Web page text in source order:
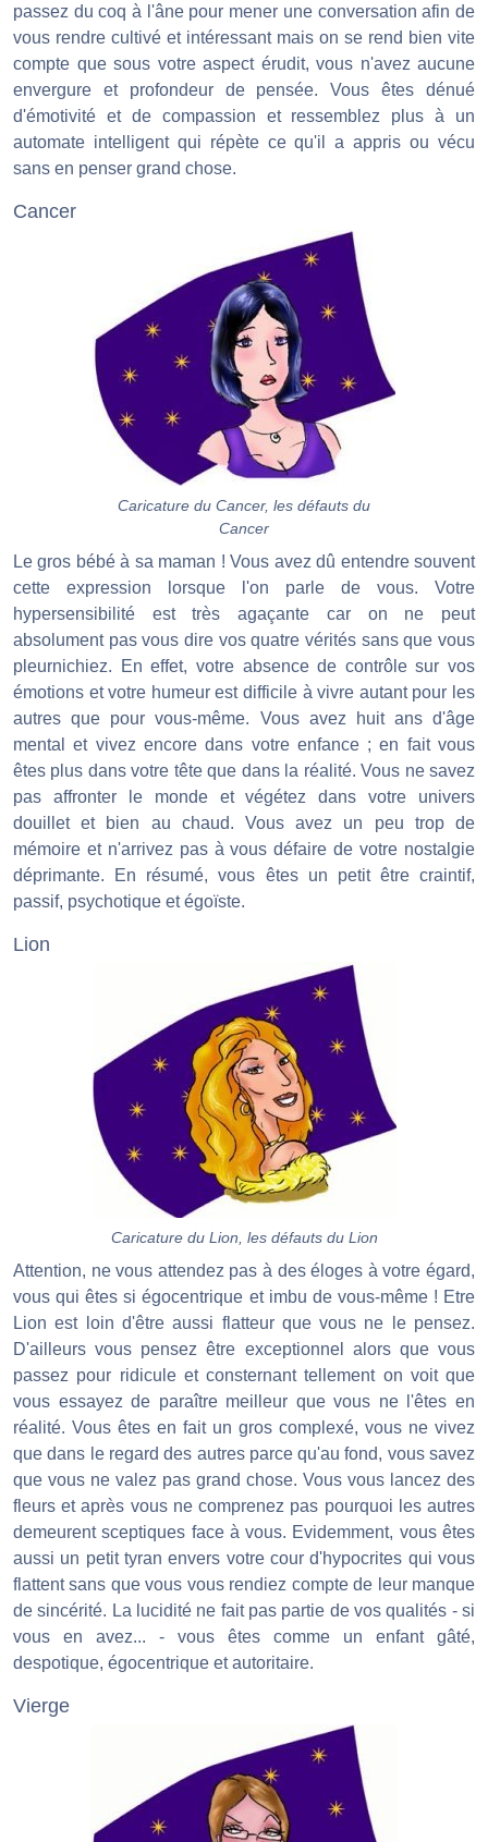
passez du coq à l'âne pour mener une conversation afin de
vous rendre cultivé et intéressant mais on se rend bien vite
compte que sous votre aspect érudit, vous n'avez aucune
envergure et profondeur de pensée. Vous êtes dénué
d'émotivité et de compassion et ressemblez plus à un
automate intelligent qui répète ce qu'il a appris ou vécu
sans en penser grand chose.
Cancer
Caricature du Cancer, les défauts du
Cancer
Le gros bébé à sa maman ! Vous avez dû entendre souvent
cette expression lorsque l'on parle de vous. Votre
hypersensibilité est très agaçante car on ne peut
absolument pas vous dire vos quatre vérités sans que vous
pleurnichiez. En effet, votre absence de contrôle sur vos
émotions et votre humeur est difficile à vivre autant pour les
autres que pour vous-même. Vous avez huit ans d'âge
mental et vivez encore dans votre enfance ; en fait vous
êtes plus dans votre tête que dans la réalité. Vous ne savez
pas affronter le monde et végétez dans votre univers
douillet et bien au chaud. Vous avez un peu trop de
mémoire et n'arrivez pas à vous défaire de votre nostalgie
déprimante. En résumé, vous êtes un petit être craintif,
passif, psychotique et égoïste.
Lion
Caricature du Lion, les défauts du Lion
Attention, ne vous attendez pas à des éloges à votre égard,
vous qui êtes si égocentrique et imbu de vous-même ! Etre
Lion est loin d'être aussi flatteur que vous ne le pensez.
D'ailleurs vous pensez être exceptionnel alors que vous
passez pour ridicule et consternant tellement on voit que
vous essayez de paraître meilleur que vous ne l'êtes en
réalité. Vous êtes en fait un gros complexé, vous ne vivez
que dans le regard des autres parce qu'au fond, vous savez
que vous ne valez pas grand chose. Vous vous lancez des
fleurs et après vous ne comprenez pas pourquoi les autres
demeurent sceptiques face à vous. Evidemment, vous êtes
aussi un petit tyran envers votre cour d'hypocrites qui vous
flattent sans que vous vous rendiez compte de leur manque
de sincérité. La lucidité ne fait pas partie de vos qualités - si
vous en avez... - vous êtes comme un enfant gâté,
despotique, égocentrique et autoritaire.
Vierge